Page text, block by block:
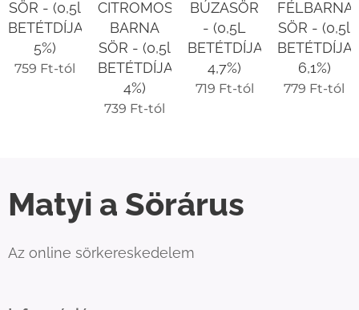
SÖR - (0,5l
BETÉTDÍJAS
5%)
759 Ft-tól
CITROMOS
BARNA
SÖR - (0,5l
BETÉTDÍJAS
4%)
739 Ft-tól
BÚZASÖR
- (0,5L
BETÉTDÍJAS
4,7%)
719 Ft-tól
FÉLBARNA
SÖR - (0,5l
6,1%)
779 Ft-tól
Matyi a Sörárus
Az online sörkereskedelem